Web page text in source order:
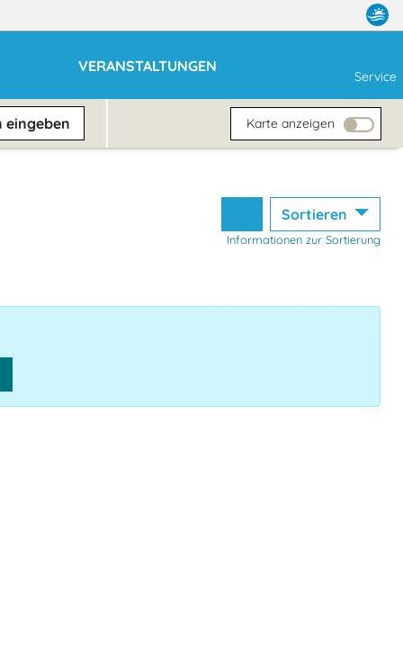
VERANSTALTUNGEN
Service
eingeben Karte anzeigen
Sortieren
Informationen zur Sortierung